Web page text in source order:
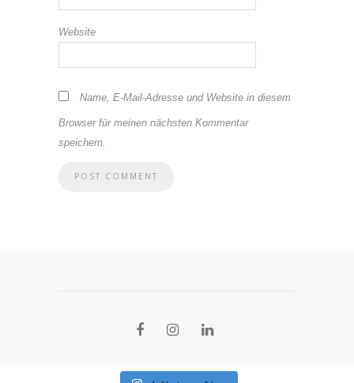
Website
Name, E-Mail-Adresse und Website in diesem
Browser für meinen nächsten Kommentar
speichern.